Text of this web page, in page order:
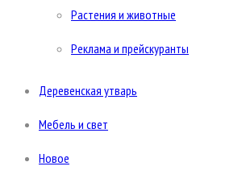
Растения и животные
Реклама и прейскуранты
Деревенская утварь
Мебель и свет
Новое